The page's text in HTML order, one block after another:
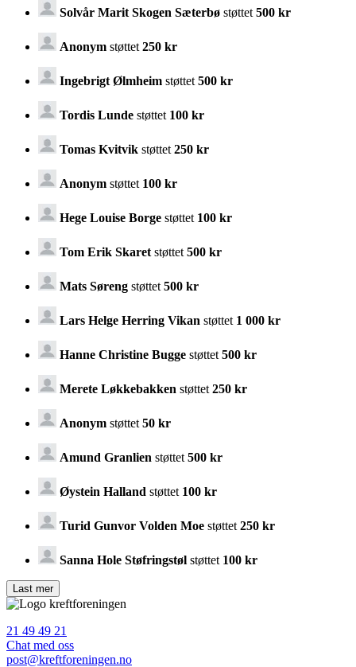
Solvår Marit Skogen Sæterbø støttet 500 kr
Anonym støttet 250 kr
Ingebrigt Ølmheim støttet 500 kr
Tordis Lunde støttet 100 kr
Tomas Kvitvik støttet 250 kr
Anonym støttet 100 kr
Hege Louise Borge støttet 100 kr
Tom Erik Skaret støttet 500 kr
Mats Søreng støttet 500 kr
Lars Helge Herring Vikan støttet 1 000 kr
Hanne Christine Bugge støttet 500 kr
Merete Løkkebakken støttet 250 kr
Anonym støttet 50 kr
Amund Granlien støttet 500 kr
Øystein Halland støttet 100 kr
Turid Gunvor Volden Moe støttet 250 kr
Sanna Hole Støfringstøl støttet 100 kr
21 49 49 21
Chat med oss
post@kreftforeningen.no